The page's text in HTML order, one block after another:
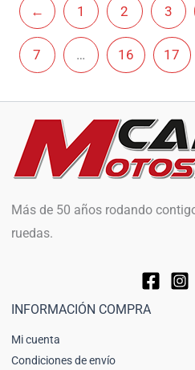
← 1 2 3
7 … 16 17
Más de 50 años rodando
ruedas.
INFORMACIÓN COMPRA
Mi cuenta
Condiciones de envío